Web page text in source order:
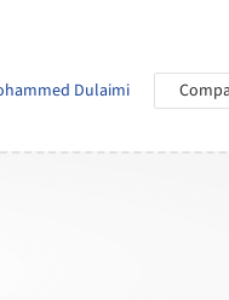
Dulaimi